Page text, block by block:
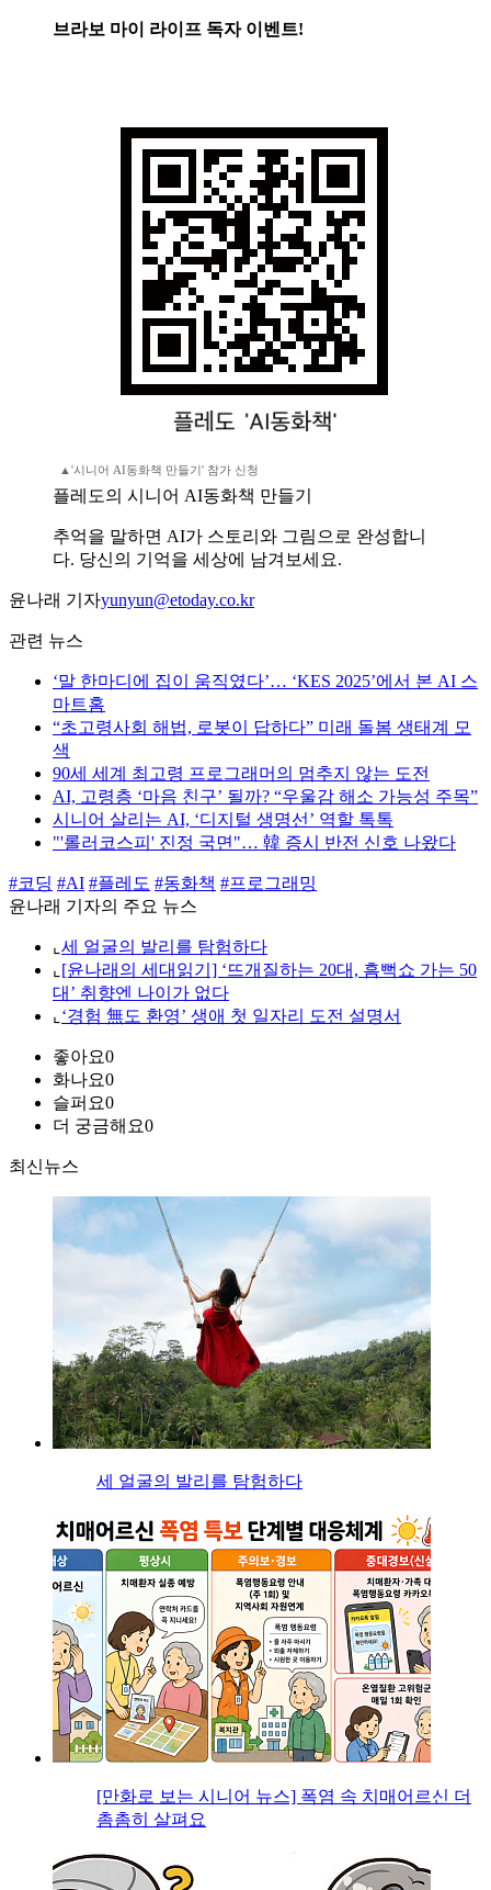
브라보 마이 라이프 독자 이벤트!
▲'시니어 AI동화책 만들기' 참가 신청
플레도의 시니어 AI동화책 만들기
추억을 말하면 AI가 스토리와 그림으로 완성합니
다. 당신의 기억을 세상에 남겨보세요.
윤나래 기자yunyun@etoday.co.kr
관련 뉴스
‘말 한마디에 집이 움직였다’… ‘KES 2025’에서 본 AI 스
마트홈
“초고령사회 해법, 로봇이 답하다” 미래 돌봄 생태계 모
색
90세 세계 최고령 프로그래머의 멈추지 않는 도전
AI, 고령층 ‘마음 친구’ 될까? “우울감 해소 가능성 주목”
시니어 살리는 AI, ‘디지털 생명선’ 역할 톡톡
"'롤러코스피' 진정 국면"… 韓 증시 반전 신호 나왔다
#코딩 #AI #플레도 #동화책 #프로그래밍
윤나래 기자의 주요 뉴스
⌞ 세 얼굴의 발리를 탐험하다
⌞ [윤나래의 세대읽기] ‘뜨개질하는 20대, 흠뻑쇼 가는 50
대’ 취향엔 나이가 없다
⌞ ‘경험 無도 환영’ 생애 첫 일자리 도전 설명서
좋아요0
화나요0
슬퍼요0
더 궁금해요0
최신뉴스
세 얼굴의 발리를 탐험하다
[만화로 보는 시니어 뉴스] 폭염 속 치매어르신 더
촘촘히 살펴요